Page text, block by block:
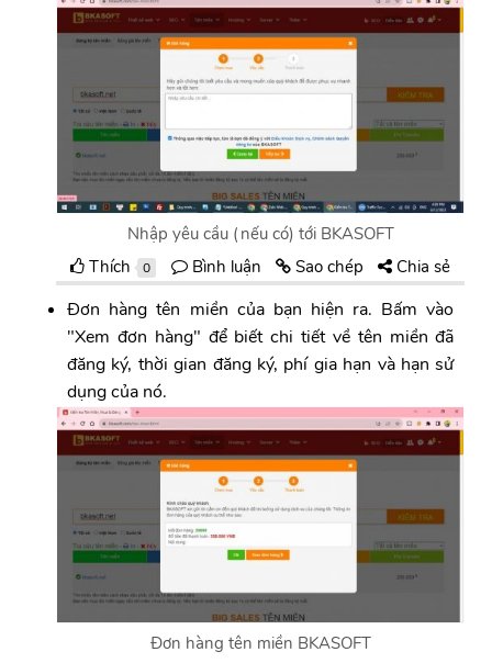
Nhập yêu cầu (nếu có) tới BKASOFT
Thích 0 Bình luận Sao chép Chia sẻ
Đơn hàng tên miền của bạn hiện ra. Bấm vào
"Xem đơn hàng" để biết chi tiết về tên miền đã
đăng ký, thời gian đăng ký, phí gia hạn và hạn sử
dụng của nó.
Đơn hàng tên miền BKASOFT